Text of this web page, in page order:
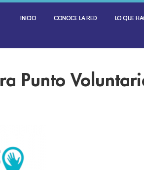
INICIO CONOCE LA RED LO QUE
Punto